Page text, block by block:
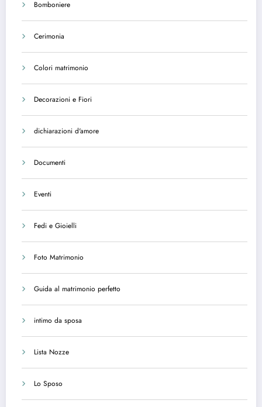
Bomboniere
Cerimonia
Colori matrimonio
Decorazioni e Fiori
dichiarazioni d'amore
Documenti
Eventi
Fedi e Gioielli
Foto Matrimonio
Guida al matrimonio perfetto
intimo da sposa
Lista Nozze
Lo Sposo